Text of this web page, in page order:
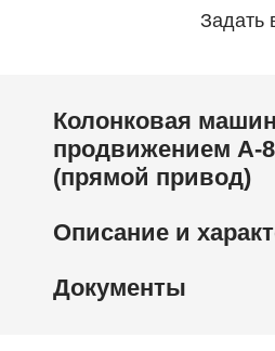
Задать
Колонковая
продвижением A-
(прямой привод)
Описание и
Документы